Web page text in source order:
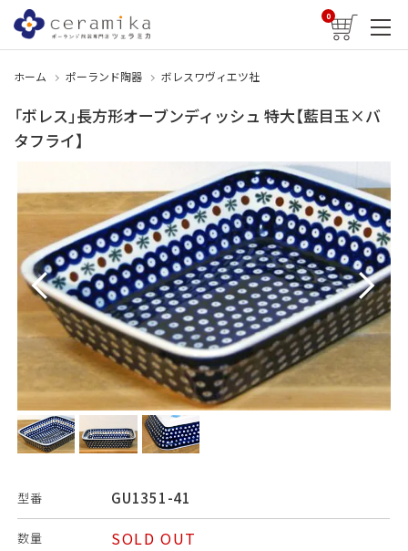
0
ホーム ポーランド陶器 ボレスワヴィエツ社
「ボレス」長方形オーブンディッシュ 特大【藍目玉×バ
タフライ】
型番 GU1351-41
数量 SOLD OUT